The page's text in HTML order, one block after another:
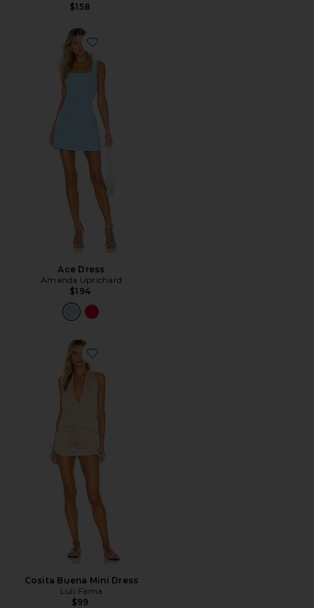
$158
Favorite Ace Dress
Ace Dress
Amanda Uprichard
$194
Favorite Cosita Buena Mini Dress
Cosita Buena Mini Dress
Luli Fama
$99